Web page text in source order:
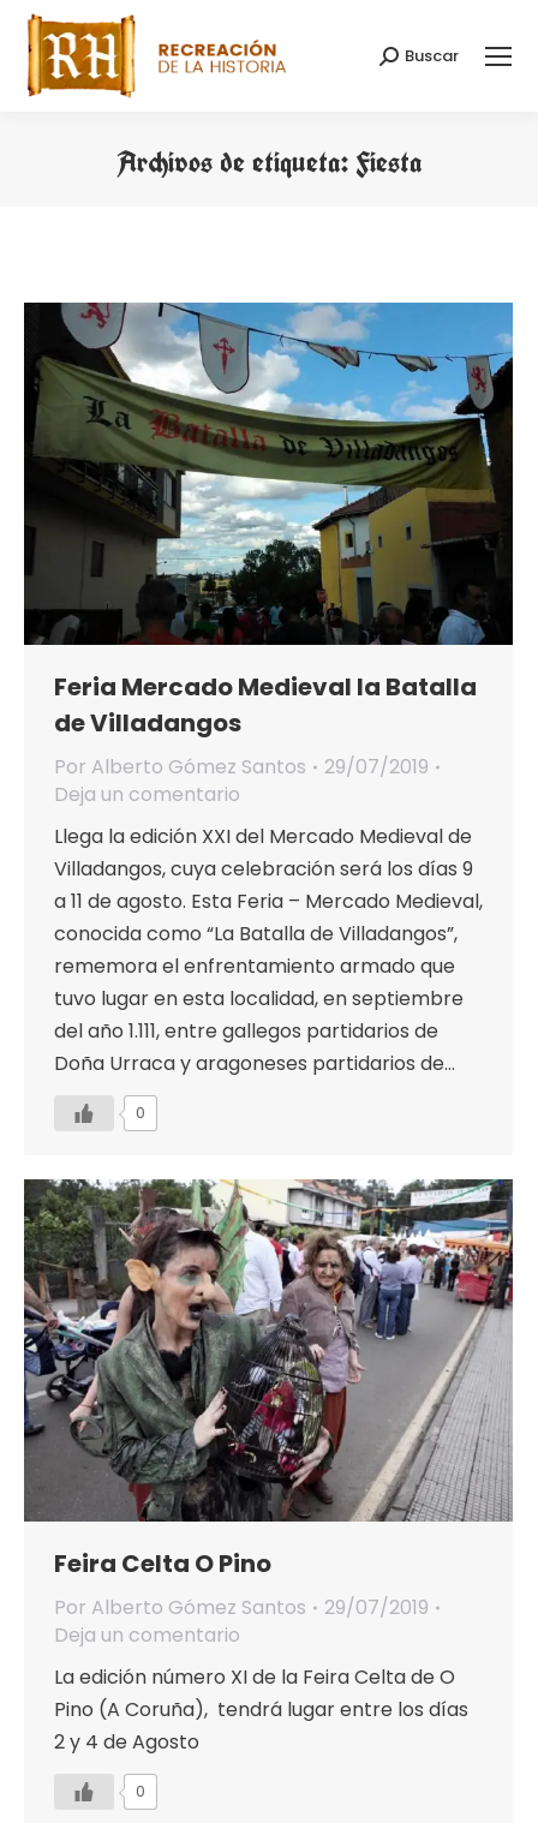
Buscar:
Buscar
Archivos de etiqueta:Fiesta
Feria Mercado Medieval la Batalla
de Villadangos
Por Alberto Gómez Santos
29/07/2019
Deja un comentario
Llega la edición XXI del Mercado Medieval de
Villadangos, cuya celebración será los días 9
a 11 de agosto. Esta Feria – Mercado Medieval,
conocida como “La Batalla de Villadangos”,
rememora el enfrentamiento armado que
tuvo lugar en esta localidad, en septiembre
del año 1.111, entre gallegos partidarios de
Doña Urraca y aragoneses partidarios de…
0
Feira Celta O Pino
Por Alberto Gómez Santos
29/07/2019
Deja un comentario
La edición número XI de la Feira Celta de O
Pino (A Coruña), tendrá lugar entre los días
2 y 4 de Agosto
0